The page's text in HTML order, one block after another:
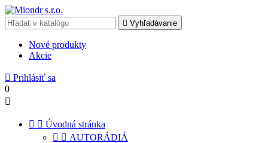
 Vyhľadávanie
Nové produkty
Akcie
 Prihlásiť sa
0

  Úvodná stránka
  AUTORÁDIÁ